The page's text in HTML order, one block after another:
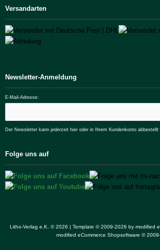
Versandarten
Newsletter-Anmeldung
E-Mail-Adresse:
Der Newsletter kann jederzeit hier oder in Ihrem Kundenkonto abbestellt
Folge uns auf
Litho-Verlag e.K. © 2026 | Template © 2009-2026 by modified
modified eCommerce Shopsoftware ©